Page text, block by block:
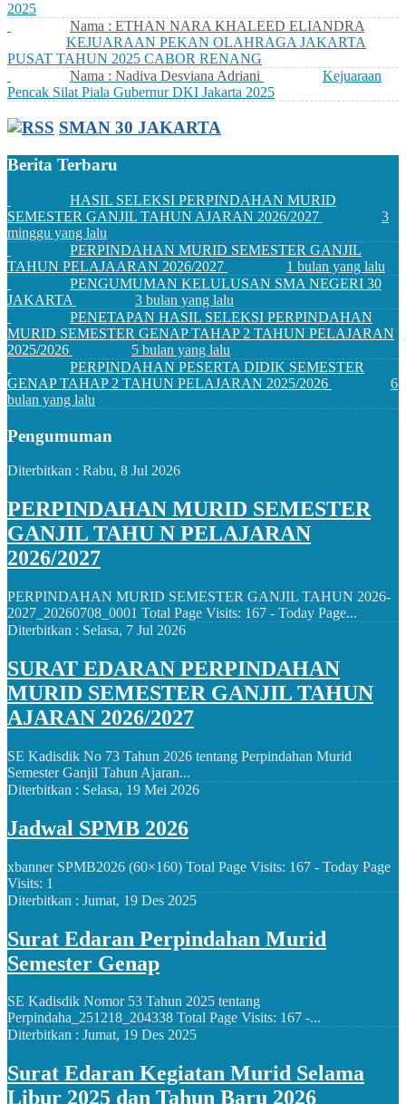
2025
Nama : ETHAN NARA KHALEED ELIANDRA
KEJUARAAN PEKAN OLAHRAGA JAKARTA
PUSAT TAHUN 2025 CABOR RENANG
Nama : Nadiva Desviana Adriani
Kejuaraan
Pencak Silat Piala Gubernur DKI Jakarta 2025
SMAN 30 JAKARTA
Berita Terbaru
HASIL SELEKSI PERPINDAHAN MURID
SEMESTER GANJIL TAHUN AJARAN 2026/2027
3
minggu yang lalu
PERPINDAHAN MURID SEMESTER GANJIL
TAHUN PELAJAARAN 2026/2027
1 bulan yang lalu
PENGUMUMAN KELULUSAN SMA NEGERI 30
JAKARTA
3 bulan yang lalu
PENETAPAN HASIL SELEKSI PERPINDAHAN
MURID SEMESTER GENAP TAHAP 2 TAHUN PELAJARAN
2025/2026
5 bulan yang lalu
PERPINDAHAN PESERTA DIDIK SEMESTER
GENAP TAHAP 2 TAHUN PELAJARAN 2025/2026
6
bulan yang lalu
Pengumuman
Diterbitkan : Rabu, 8 Jul 2026
PERPINDAHAN MURID SEMESTER
GANJIL TAHU N PELAJARAN
2026/2027
PERPINDAHAN MURID SEMESTER GANJIL TAHUN 2026-
2027_20260708_0001 Total Page Visits: 167 - Today Page...
Diterbitkan : Selasa, 7 Jul 2026
SURAT EDARAN PERPINDAHAN
MURID SEMESTER GANJIL TAHUN
AJARAN 2026/2027
SE Kadisdik No 73 Tahun 2026 tentang Perpindahan Murid
Semester Ganjil Tahun Ajaran...
Diterbitkan : Selasa, 19 Mei 2026
Jadwal SPMB 2026
xbanner SPMB2026 (60×160) Total Page Visits: 167 - Today Page
Visits: 1
Diterbitkan : Jumat, 19 Des 2025
Surat Edaran Perpindahan Murid
Semester Genap
SE Kadisdik Nomor 53 Tahun 2025 tentang
Perpindaha_251218_204338 Total Page Visits: 167 -...
Diterbitkan : Jumat, 19 Des 2025
Surat Edaran Kegiatan Murid Selama
Libur 2025 dan Tahun Baru 2026